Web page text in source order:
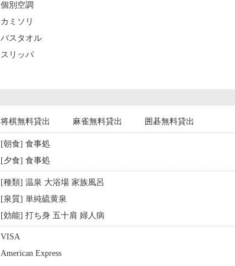
個別空調
カミソリ
バスタオル
スリッパ
将棋無料貸出 麻雀無料貸出 囲碁無料貸出
[朝食] 食事処
[夕食] 食事処
[種類] 温泉 大浴場 家族風呂
[泉質] 単純硫黄泉
[効能] 打ち身 五十肩 婦人病
VISA
American Express